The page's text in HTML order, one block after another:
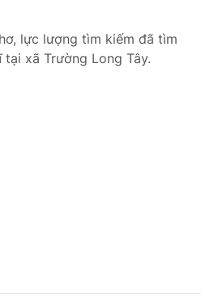
lực lượng tìm kiếm đã tìm
xã Trường Long Tây.